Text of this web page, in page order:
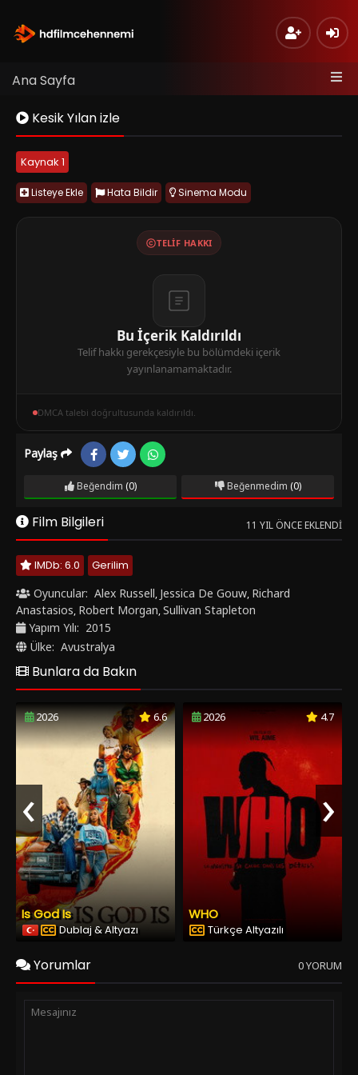
Ana Sayfa
Kesik Yılan izle
Kaynak 1
Listeye Ekle Hata Bildir Sinema Modu
TELIF HAKKI
Bu İçerik Kaldırıldı
Telif hakkı gerekçesiyle bu bölümdeki içerik
yayınlanamamaktadır.
DMCA talebi doğrultusunda kaldırıldı.
Paylaş
Beğendim (0) Beğenmedim (0)
Film Bilgileri 11 YIL ÖNCE EKLENDI
IMDb: 6.0
Gerilim
Oyuncular: Alex Russell, Jessica De Gouw, Richard
Anastasios, Robert Morgan,Sullivan Stapleton
Yapım Yılı: 2015
Ülke: Avustralya
Bunlara da Bakın
2026 6.6
Is God Is
Dublaj & Altyazı
2026 4.7
WHO
Türkçe Altyazılı
‹ ›
Yorumlar 0 YORUM